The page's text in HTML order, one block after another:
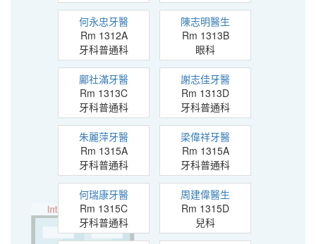
何永忠牙醫
Rm 1312A
牙科普通科
陳志明醫生
Rm 1313B
眼科
鄺社滿牙醫
Rm 1313C
牙科普通科
謝志佳牙醫
Rm 1313D
牙科普通科
朱麗萍牙醫
Rm 1315A
牙科普通科
梁偉祥牙醫
Rm 1315A
牙科普通科
何瑞康牙醫
Rm 1315C
牙科普通科
周建偉醫生
Rm 1315D
兒科